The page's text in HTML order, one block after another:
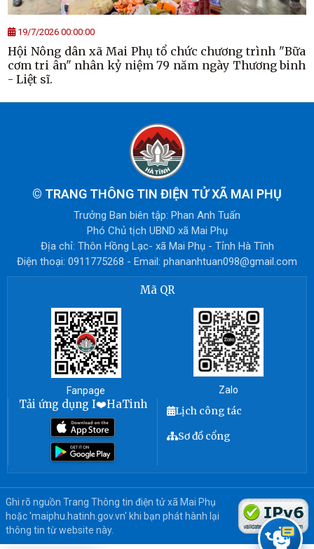
19/7/2026 00:00:00
Hội Nông dân xã Mai Phụ tổ chức chương trình "Bữa
cơm tri ân" nhân kỷ niệm 79 năm ngày Thương binh
- Liệt sĩ.
© TRANG THÔNG TIN ĐIỆN TỬ XÃ MAI PHỤ
Trưởng Ban biên tập: Phan Anh Tuấn
Phó Chủ tịch UBND xã Mai Phụ
Địa chỉ: Thôn Hồng Lạc- xã Mai Phụ - Tỉnh Hà Tĩnh
Điện thoại: 0911775268 - Email: phananhtuan098@gmail.com
Mã QR
Fanpage Zalo
Tải ứng dụng I❤️HaTinh
Lịch công tác
Sơ đồ cổng
Ghi rõ nguồn Trang Thông tin điện tử xã Mai Phụ
hoặc 'maiphu.hatinh.gov.vn' khi bạn phát hành lại
thông tin từ website này.